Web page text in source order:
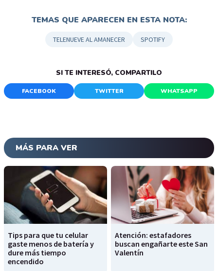
TEMAS QUE APARECEN EN ESTA NOTA:
TELENUEVE AL AMANECER SPOTIFY
SI TE INTERESÓ, COMPARTILO
FACEBOOK TWITTER WHATSAPP
MÁS PARA VER
Tips para que tu celular
gaste menos de batería y
dure más tiempo
encendido
Atención: estafadores
buscan engañarte este San
Valentín